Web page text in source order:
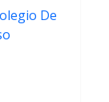
De